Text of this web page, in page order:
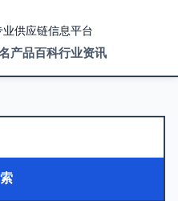
业供应链信息平台
产品百科行业资讯